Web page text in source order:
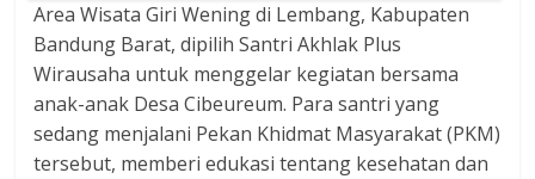
Area Wisata Giri Wening di Lembang, Kabupaten
Bandung Barat, dipilih Santri Akhlak Plus
Wirausaha untuk menggelar kegiatan bersama
anak-anak Desa Cibeureum. Para santri yang
sedang menjalani Pekan Khidmat Masyarakat (PKM)
tersebut, memberi edukasi tentang kesehatan dan